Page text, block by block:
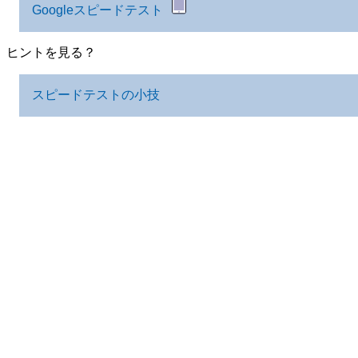
Googleスピードテスト
ヒントを見る？
スピードテストの小技